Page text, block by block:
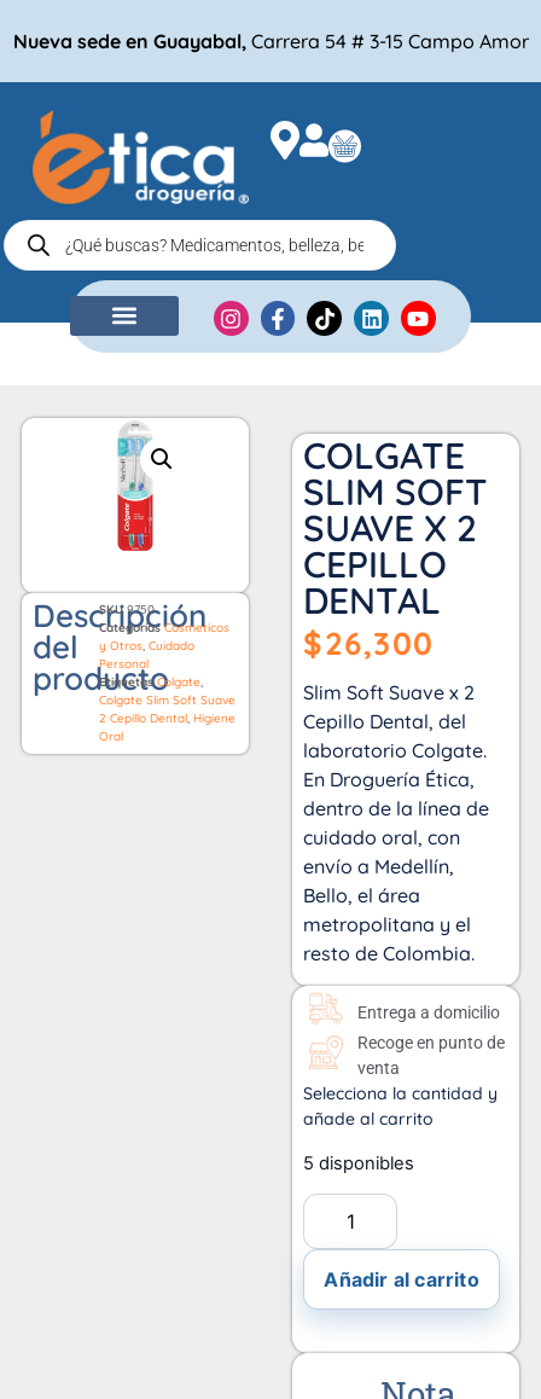
Nueva sede en Guayabal, Carrera 54 # 3-15 Campo Amor
Descripción
del
producto
SKU9750
Categorías Cosmeticos
y Otros, Cuidado
Personal
Etiquetas Colgate,
Colgate Slim Soft Suave
2 Cepillo Dental, Higiene
Oral
COLGATE
SLIM SOFT
SUAVE X 2
CEPILLO
DENTAL
$26,300
Slim Soft Suave x 2
Cepillo Dental, del
laboratorio Colgate.
En Droguería Ética,
dentro de la línea de
cuidado oral, con
envío a Medellín,
Bello, el área
metropolitana y el
resto de Colombia.
Entrega a domicilio
Recoge en punto de
venta
Selecciona la cantidad y
añade al carrito
5 disponibles
Añadir al carrito